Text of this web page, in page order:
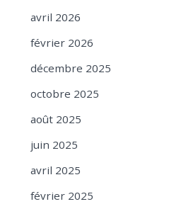
avril 2026
février 2026
décembre 2025
octobre 2025
août 2025
juin 2025
avril 2025
février 2025